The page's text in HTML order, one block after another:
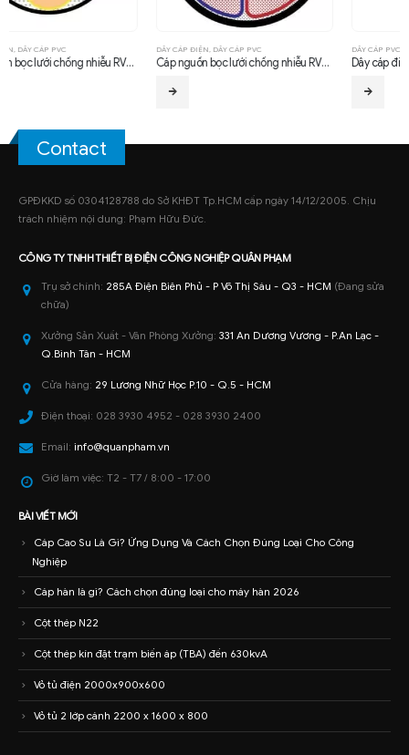
DÂY CÁP ĐIỆN
Cáp nguồn bọc lưới chống nhiễu RVVP 3×50 + 1x25mm2
DÂY CÁP PVC
Dây cáp điện PVC 0.75mm2
Contact
GPĐKKD số 0304128788 do Sở KHĐT Tp.HCM cấp ngày 14/12/2005. Chịu
trách nhiệm nội dung: Phạm Hữu Đức.
CÔNG TY TNHHTHIẾT BỊ ĐIỆN CÔNG NGHIỆPQUÂN PHẠM
Trụ sở chính: 285A Điện Biên Phủ - P Võ Thị Sáu - Q3 - HCM (Đang sửa
chữa)
Xưởng Sản Xuất - Văn Phòng Xưởng: 331 An Dương Vương - P.An Lạc -
Q.Bình Tân - HCM
Cửa hàng: 29 Lương Nhữ Học P.10 - Q.5 - HCM
Điện thoại: 028 3930 4952 - 028 3930 2400
Email: info@quanpham.vn
Giờ làm việc: T2 - T7 / 8:00 - 17:00
BÀI VIẾT MỚI
Cáp Cao Su Là Gì? Ứng Dụng Và Cách Chọn Đúng Loại Cho Công
Nghiệp
Cáp hàn là gì? Cách chọn đúng loại cho máy hàn 2026
Cột thép N22
Cột thép kín đặt trạm biến áp (TBA) đến 630kvA
Vỏ tủ điện 2000x900x600
Vỏ tủ 2 lớp cánh 2200 x 1600 x 800